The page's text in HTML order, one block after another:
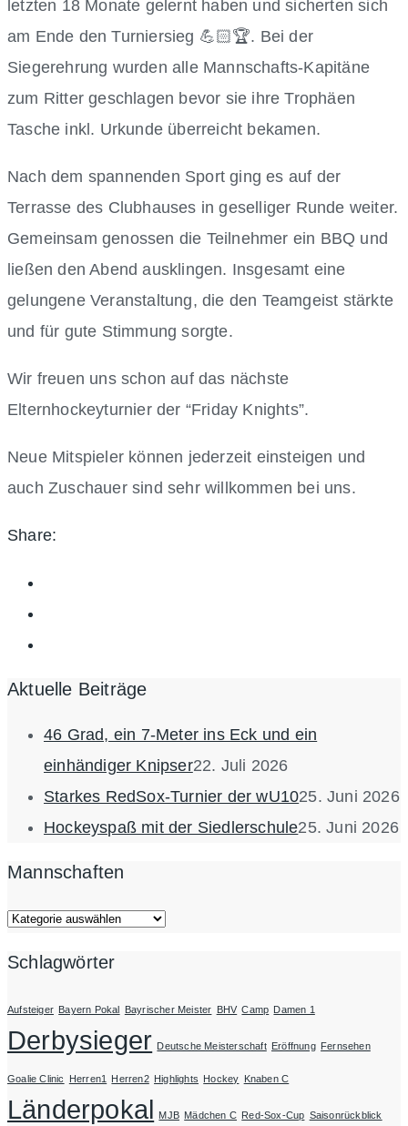
letzten 18 Monate gelernt haben und sicherten sich
am Ende den Turniersieg 💪🏻🏆. Bei der
Siegerehrung wurden alle Mannschafts-Kapitäne
zum Ritter geschlagen bevor sie ihre Trophäen
Tasche inkl. Urkunde überreicht bekamen.
Nach dem spannenden Sport ging es auf der
Terrasse des Clubhauses in geselliger Runde weiter.
Gemeinsam genossen die Teilnehmer ein BBQ und
ließen den Abend ausklingen. Insgesamt eine
gelungene Veranstaltung, die den Teamgeist stärkte
und für gute Stimmung sorgte.
Wir freuen uns schon auf das nächste
Elternhockeyturnier der “Friday Knights”.
Neue Mitspieler können jederzeit einsteigen und
auch Zuschauer sind sehr willkommen bei uns.
Share:
Aktuelle Beiträge
46 Grad, ein 7-Meter ins Eck und ein
einhändiger Knipser22. Juli 2026
Starkes RedSox-Turnier der wU1025. Juni 2026
Hockeyspaß mit der Siedlerschule25. Juni 2026
Mannschaften
Mannschaften
Schlagwörter
Aufsteiger Bayern Pokal Bayrischer Meister BHV Camp Damen 1
Derbysieger Deutsche Meisterschaft Eröffnung Fernsehen
Goalie Clinic Herren1 Herren2 Highlights Hockey Knaben C
Länderpokal MJB Mädchen C Red-Sox-Cup Saisonrückblick